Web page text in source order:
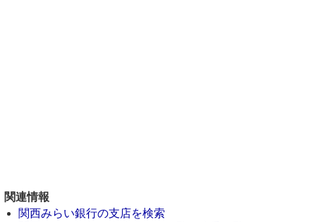
関連情報
関西みらい銀行の支店を検索